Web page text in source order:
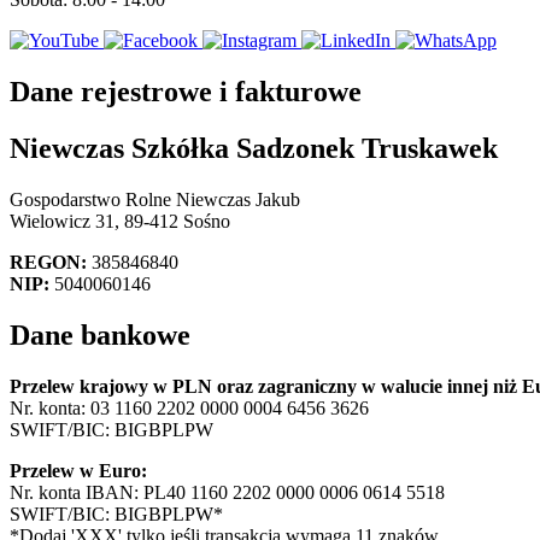
Dane rejestrowe i fakturowe
Niewczas Szkółka Sadzonek Truskawek
Gospodarstwo Rolne Niewczas Jakub
Wielowicz 31, 89-412 Sośno
REGON: 385846840
NIP: 5040060146
Dane bankowe
Przelew krajowy w PLN oraz zagraniczny w walucie innej niż
Nr. konta: 03 1160 2202 0000 0004 6456 3626
SWIFT/BIC: BIGBPLPW
Przelew w Euro:
Nr. konta IBAN: PL40 1160 2202 0000 0006 0614 5518
SWIFT/BIC: BIGBPLPW*
*Dodaj 'XXX' tylko jeśli transakcja wymaga 11 znaków.